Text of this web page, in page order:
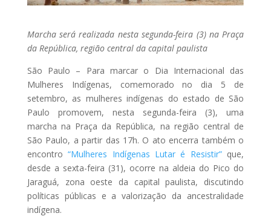
Marcha será realizada nesta segunda-feira (3) na Praça
da República, região central da capital paulista
São Paulo – Para marcar o Dia Internacional das
Mulheres Indígenas, comemorado no dia 5 de
setembro, as mulheres indígenas do estado de São
Paulo promovem, nesta segunda-feira (3), uma
marcha na Praça da República, na região central de
São Paulo, a partir das 17h. O ato encerra também o
encontro“Mulheres Indígenas Lutar é Resistir”que,
desde a sexta-feira (31), ocorre na aldeia do Pico do
Jaraguá, zona oeste da capital paulista, discutindo
políticas públicas e a valorização da ancestralidade
indígena.